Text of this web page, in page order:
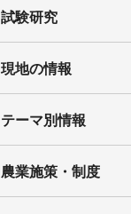
試験研究
現地の情報
テーマ別情報
農業施策・制度